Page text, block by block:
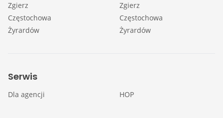
Zgierz
Częstochowa
Żyrardów
Zgierz
Częstochowa
Żyrardów
Serwis
Dla agencji HOP